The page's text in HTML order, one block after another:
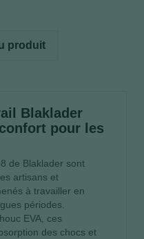
produit
Blaklader
pour les
de Blaklader sont
artisans et
à travailler en
périodes.
EVA, ces
des chocs et